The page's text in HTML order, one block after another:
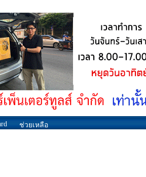
ช่วยเหลือ